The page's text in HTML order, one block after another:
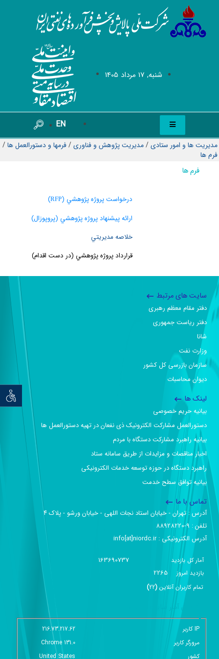
شنبه, 17 مرداد 1405
EN
توان
مدیریت ها و امور ستادی/مدیریت پژوهش و فناوری/فرمها و دستورالعمل ها/
فرم ها
فرم ها
درخواست پروژه پژوهشي (RFP
)
ارائه پيشنهاد پروژه پژوهشي (پروپوزال)
خلاصه مديريتي
قرارداد پروژه پژوهشي (در دست اقدام)
سایت های مرتبط
دفتر مقام معظم رهبری
دفتر ریاست جمهوری
شانا
وزارت نفت
سازمان بازرسی کل کشور
دیوان محاسبات
لینک ها
بیانیه حریم خصوصی
دستورالعمل مشارکت الکترونیک ذی نفعان در تهیه دستورالعمل ها
بیانیه راهبرد مشارکت دستگاه با مردم
اخبار مناقصات و مزایدات از طریق سامانه ستاد
راهبرد دستگاه در حوزه توسعه خدمات الکترونیکی
بیانیه توافق سطح خدمت
تماس با ما
آدرس :‌ تهران - خیابان استاد نجات اللهی - خیابان ورشو - پلاک ۴
تلفن :‌ 9-88928220
آدرس الکترونیکی :‌ info[at]niordc.ir
آمار کل بازدید 163690737
بازديد امروز 2265
تمام کاربران آنلاين (
22
)
IP کاربر
216.73.217.62
مرورگر کاربر
Chrome 131.0
کشور
United States